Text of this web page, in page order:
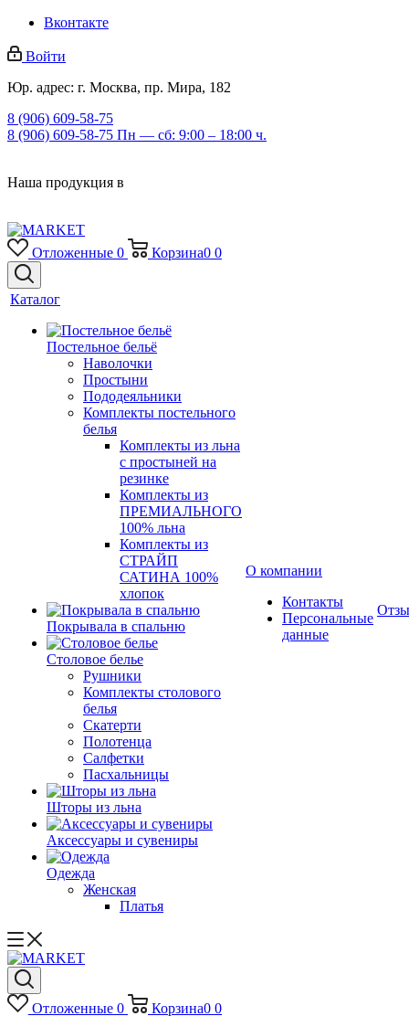
Вконтакте
Войти
Юр. адрес: г. Москва, пр. Мира, 182
8 (906) 609-58-75
8 (906) 609-58-75 Пн — сб: 9:00 – 18:00 ч.
Наша продукция в
Отложенные 0 Корзина0 0
Каталог
Постельное бельё
Наволочки
Простыни
Пододеяльники
Комплекты постельного
белья
Комплекты из льна
с простыней на
резинке
Комплекты из
ПРЕМИАЛЬНОГО
100% льна
Комплекты из
СТРАЙП
САТИНА 100%
хлопок
Покрывала в спальню
Столовое белье
Рушники
Комплекты столового
белья
Скатерти
Полотенца
Салфетки
Пасхальницы
Шторы из льна
Аксессуары и сувениры
Одежда
Женская
Платья
О компании
Контакты
Персональные
данные
Отложенные 0 Корзина0 0